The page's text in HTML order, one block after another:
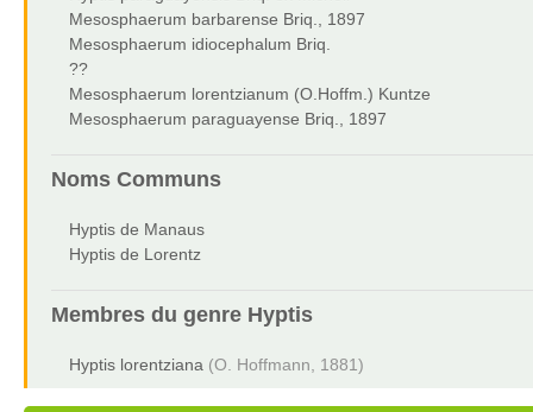
Mesosphaerum barbarense Briq., 1897
Mesosphaerum idiocephalum Briq.
??
Mesosphaerum lorentzianum (O.Hoffm.) Kuntze
Mesosphaerum paraguayense Briq., 1897
Noms Communs
Hyptis de Manaus
Hyptis de Lorentz
Membres du genre Hyptis
Hyptis lorentziana (O. Hoffmann, 1881)